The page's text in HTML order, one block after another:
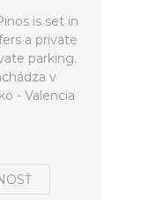
is set in
a private
parking.
v
- Valencia